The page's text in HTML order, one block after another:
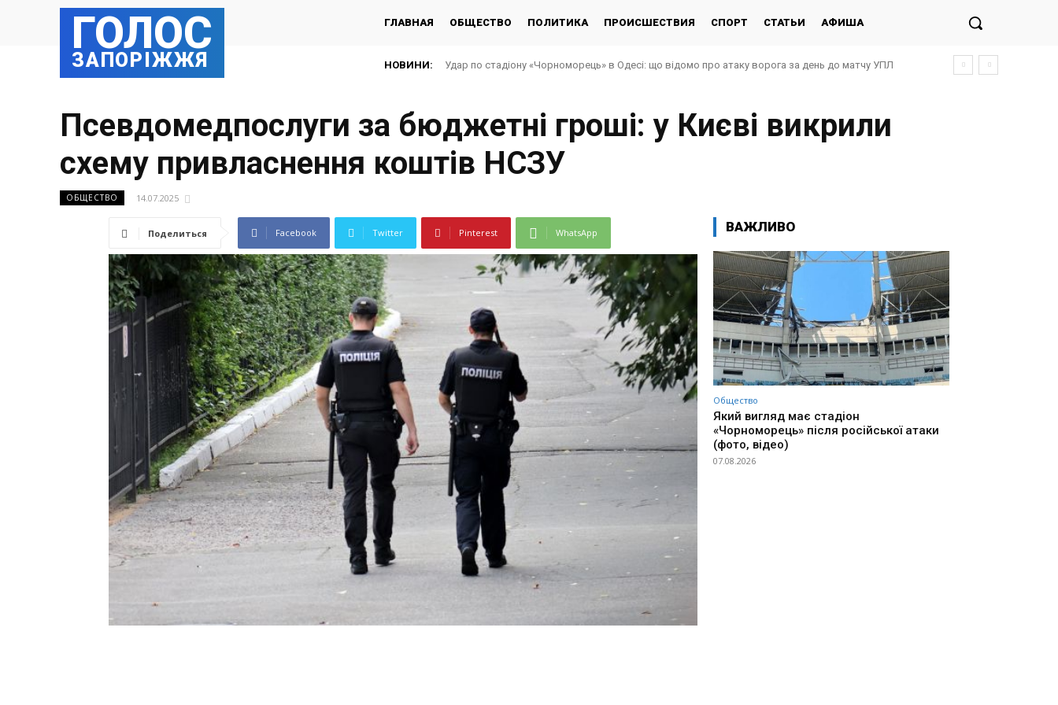
ГОЛОС
ЗАПОРІЖЖЯ
ГЛАВНАЯ ОБЩЕСТВО ПОЛИТИКА ПРОИСШЕСТВИЯ СПОРТ СТАТЬИ АФИША
НОВИНИ: Удар по стадіону «Чорноморець» в Одесі: що відомо про атаку ворога за день до матчу УПЛ
Псевдомедпослуги за бюджетні гроші: у Києві викрили
схему привласнення коштів НСЗУ
ОБЩЕСТВО 14.07.2025
Поделиться Facebook Twitter Pinterest WhatsApp ВАЖЛИВО
Общество
Який вигляд має стадіон
«Чорноморець» після російської атаки
(фото, відео)
07.08.2026